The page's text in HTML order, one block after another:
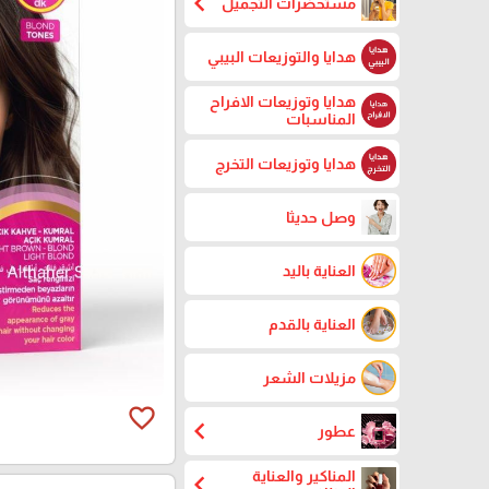
هدايا والتوزيعات البيبي
هدايا وتوزيعات الافراح
المناسبات
هدايا وتوزيعات التخرج
وصل حديثا
العناية باليد
العناية بالقدم
مزيلات الشعر
عطور chevron_left
المناكير والعناية
favorite_border